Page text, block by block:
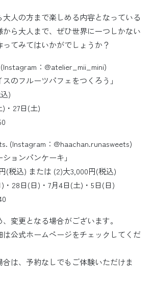
人の方まで楽しめる内容となっている
ら大人まで、ぜひ世界に一つしかない
てみてはいかがでしょうか？
：@atelier_mii_mini)
のフルーツパフェをつくろう」
)
・27日(土)
(Instagram：@haachan.runasweets)
ョンパンケーキ」
(税込) または (2)大3,000円(税込)
28日(日)・7月4日(土)・5日(日)
変更となる場合がございます。
公式ホームページをチェックしてくだ
は、予約なしでもご体験いただけま